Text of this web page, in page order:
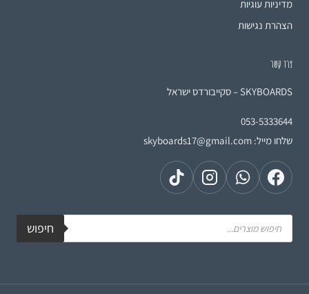
מדיניות עוגיות
הצהרת נגישות
צרו קשר
SKYBOARDS – סקייבורדס ישראל
053-5333644
שלחו מייל: skyboards17@gmail.com
חיפוש